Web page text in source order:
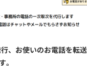
、お使いのお電話を転
。